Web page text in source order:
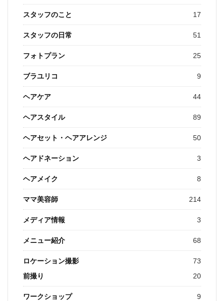
スタッフのこと 17
スタッフの日常 51
フォトプラン 25
ブラユリコ 9
ヘアケア 44
ヘアスタイル 89
ヘアセット・ヘアアレンジ 50
ヘアドネーション 3
ヘアメイク 8
ママ美容師 214
メディア情報 3
メニュー紹介 68
ロケーション撮影
73
前撮り
20
ワークショップ 9